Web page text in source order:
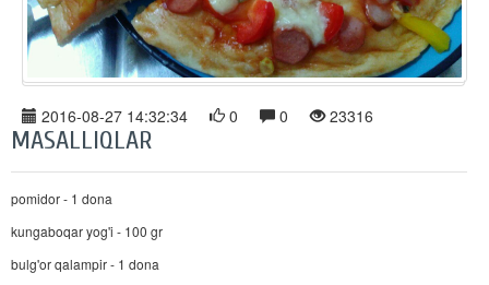
2016-08-27 14:32:34 0 0 23316
MASALLIQLAR
pomidor - 1 dona
kungaboqar yog'i - 100 gr
bulg'or qalampir - 1 dona